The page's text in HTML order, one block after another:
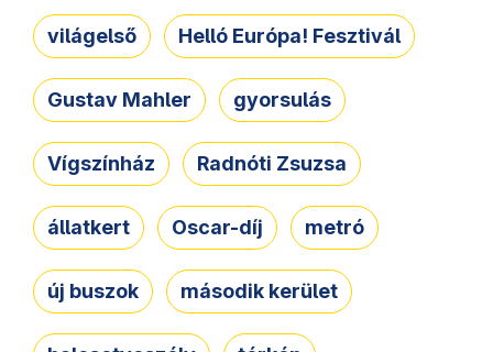
világelső Helló Európa! Fesztivál
Gustav Mahler gyorsulás
Vígszínház Radnóti Zsuzsa
állatkert Oscar-díj metró
új buszok második kerület